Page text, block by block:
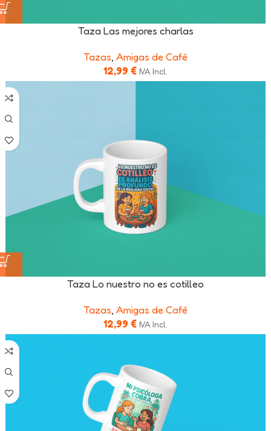
Taza Las mejores charlas
Tazas Amigas de Café
12,99 € IVA Incl.
Taza Lo nuestro no es cotilleo
Tazas Amigas de Café
12,99 € IVA Incl.